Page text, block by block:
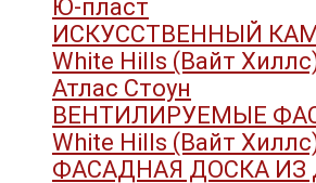
Ю-пласт
ИСКУССТВЕННЫЙ
White Hills (Вайт
Атлас Стоун
ВЕНТИЛИРУЕМЫЕ
White Hills (Вайт
ФАСАДНАЯ ДОСКА ИЗ